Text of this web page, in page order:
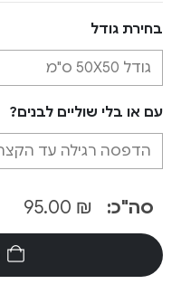
בחירת גודל
עם או בלי שוליים לבנים?
סה"כ: ₪